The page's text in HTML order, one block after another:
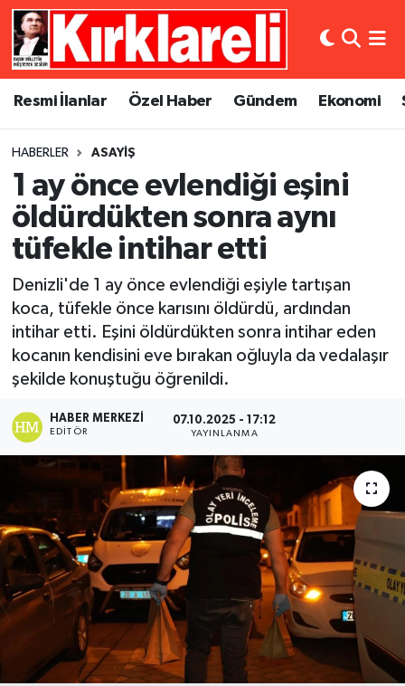
Resmi İlanlar Özel Haber Gündem Ekonomi
HABERLER ASAYIŞ
1 ay önce evlendiği eşini
öldürdükten sonra aynı
tüfekle intihar etti
Denizli'de 1 ay önce evlendiği eşiyle tartışan
koca, tüfekle önce karısını öldürdü, ardından
intihar etti. Eşini öldürdükten sonra intihar eden
kocanın kendisini eve bırakan oğluyla da vedalaşır
şekilde konuştuğu öğrenildi.
HABER MERKEZI
EDITÖR
07.10.2025 - 17:12
YAYINLANMA
Resmi İlanlar
Gündem
Ekonomi
Siyaset
Spor
Asayiş
Dünya
Eğitim
Kültür Sanat
Magazin
Medya
Künye
Gizlilik Sözleşmesi
Merkez Nöbetçi Eczaneler
Merkez Trafik Yoğunluk Haritası
Süper Lig Puan Durumu ve Fikstür
Tüm Manşetler
Son Dakika Haberleri
Haber Arşivi